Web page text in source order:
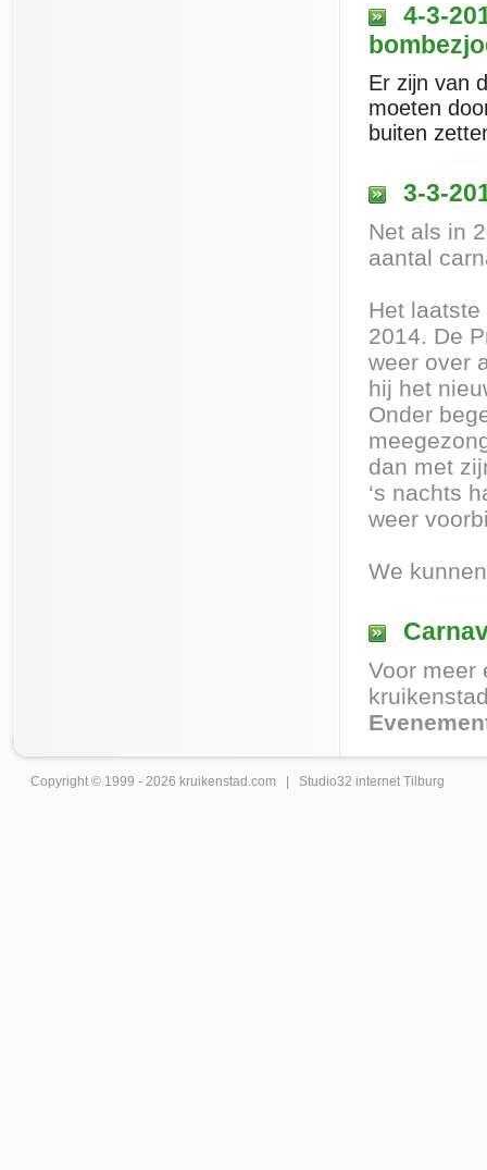
4-3-
Er zijn van
moeten
buiten
3-3-
Net als in
aantal
Het
2014. De
weer over
hij het
Onder
dan met
‘s nachts
weer
We
Voor meer
Copyright © 1999 - 2026 kruikenstad .com | Studio32 internet Tilburg